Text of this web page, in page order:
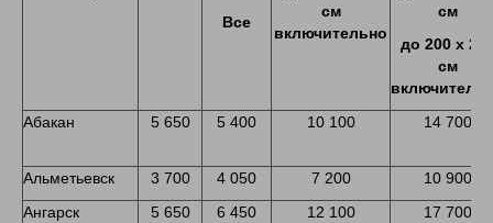
Все
см
включительно
см
до 200 х
см
Абакан
5 650 5 400 10 100 14 700
Альметьевск 3 700 4 050 7 200
10 900
Ангарск
5 650 6 450 12 100 17 700